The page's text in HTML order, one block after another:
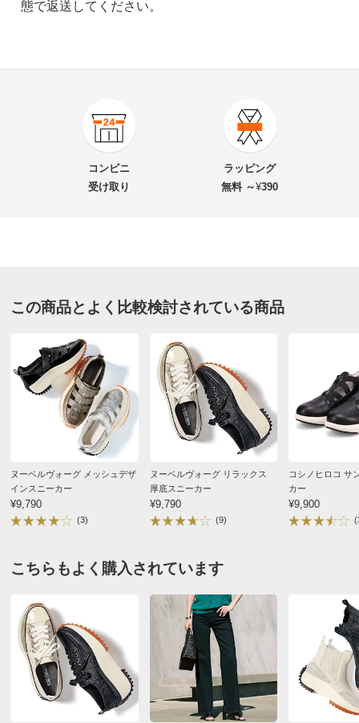
態で返送してください。
900-M899-03
お支払い方法 送料について
■色：ブラック、ホワイト、シルバー
■サイズ：22.5～25.0cm（0.5cmきざみ）
■重量（片足）：約335g（23.0cm）
■ヒール高さ：約5.5cm（高低差1.0cm）
■素材：合成皮革
■中国製
※厚手の靴下で着用される方やサイズでお悩みの方は、ワ
ンサイズ大きめをおすすめします。
サイズ表記について（靴）
宮城県 60代以上女性 身長 : 154cm
購入したサイズで「ちょうどよかった」
とても履き心地が良いのと歩きやすいです
2026/05/21
嬉しいお言葉をいただき、ありがとうございます。
履き心地・歩きやすさを実感していただけたとのこ
シルバー ２４．０
神奈川県 50代女性 身長 : 153cm
普段のサイズ : 24.0
購入したサイズで「ちょうどよかった」
コンビニ
受け取り
ラッピング
無料 ～¥390
この商品とよく比較検討されている商品
ヌーベルヴォーグ メッシュデザ
インスニーカー
¥9,790
(3)
ヌーベルヴォーグ リラックス
厚底スニーカー
¥9,790
(9)
コシノヒロコ サ
カー
¥9,900
こちらもよく購入されています